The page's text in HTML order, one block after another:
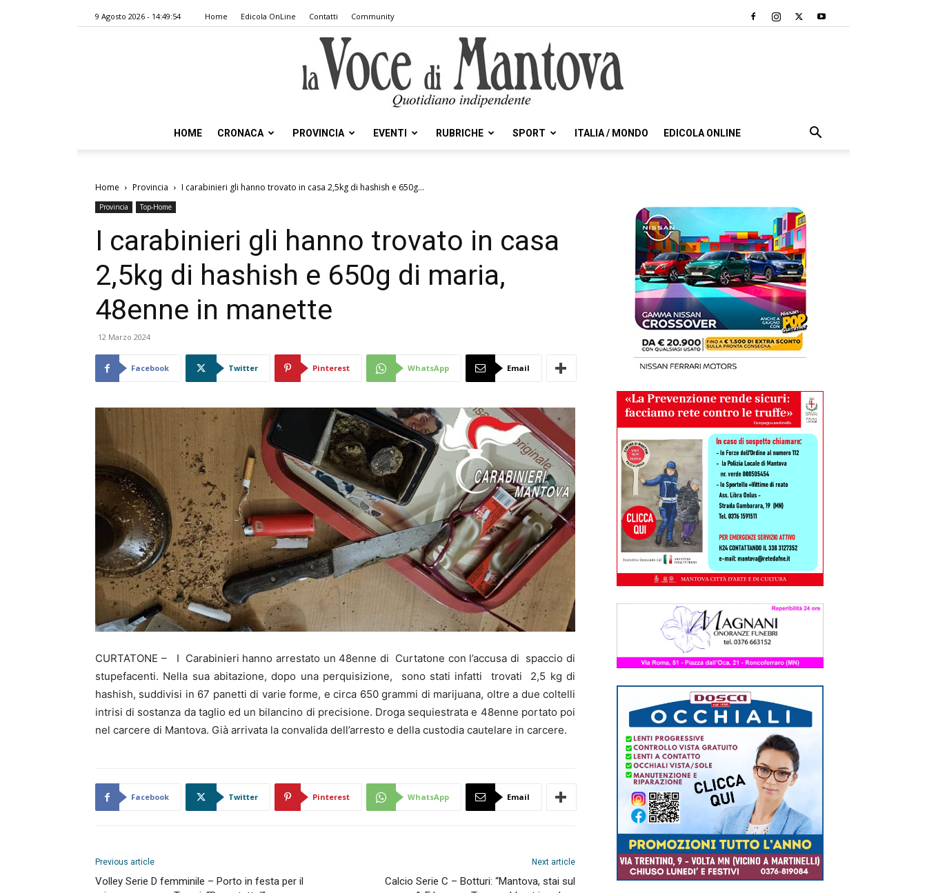
9 Agosto 2026 - 14:49:54 Home Edicola OnLine Contatti Community
Voce
Mantova
HOME CRONACA PROVINCIA EVENTI RUBRICHE SPORT ITALIA / MONDO EDICOLA ONLINE
Home Provincia I carabinieri gli hanno trovato in casa 2,5kg di hashish e 650g...
Provincia Top-Home
I carabinieri gli hanno trovato in casa
2,5kg di hashish e 650g di maria,
48enne in manette
12 Marzo 2024
Facebook Twitter Pinterest WhatsApp Email
CURTATONE – I Carabinieri hanno arrestato un 48enne di Curtatone con l’accusa di spaccio di
stupefacenti. Nella sua abitazione, dopo una perquisizione, sono stati infatti trovati 2,5 kg di
hashish, suddivisi in 67 panetti di varie forme, e circa 650 grammi di marijuana, oltre a due coltelli
intrisi di sostanza da taglio ed un bilancino di precisione. Droga sequiestrata e 48enne portato poi
nel carcere di Mantova. Già arrivata la convalida dell’arresto e della custodia cautelare in carcere.
Facebook Twitter Pinterest WhatsApp Email
Previous article
Volley Serie D femminile – Porto in festa per il
Next article
Calcio Serie C – Botturi: “Mantova, stai sul